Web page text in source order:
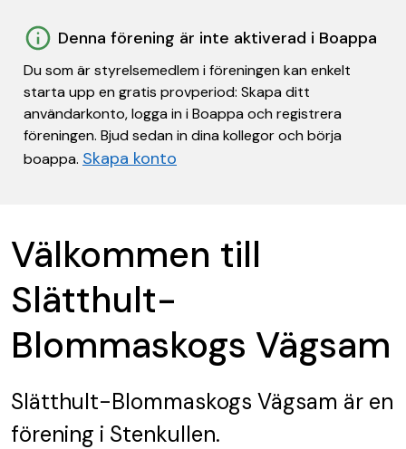
Denna förening är inte aktiverad i Boappa
Du som är styrelsemedlem i föreningen kan enkelt
starta upp en gratis provperiod: Skapa ditt
användarkonto, logga in i Boappa och registrera
föreningen. Bjud sedan in dina kollegor och börja
boappa. Skapa konto
Välkommen till
Slätthult-
Blommaskogs Vägsam
Slätthult-Blommaskogs Vägsam är en
förening i Stenkullen.